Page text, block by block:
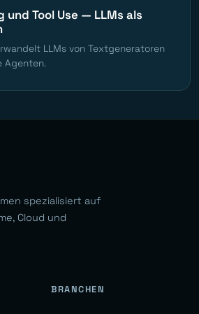
und Tool Use — LLMs als
LLMs von Textgeneratoren
Agenten.
spezialisiert auf
Cloud und
BRANCHEN